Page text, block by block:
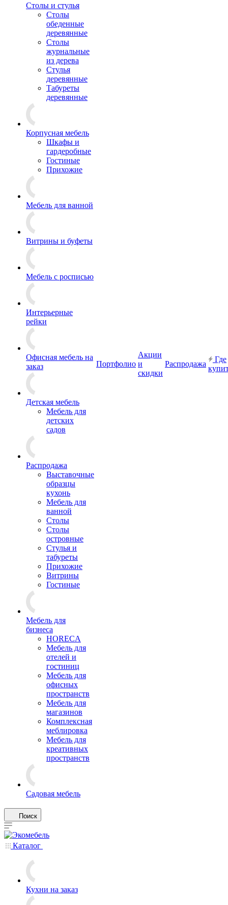
Столы и стулья
Столы
обеденные
деревянные
Столы
журнальные
из дерева
Стулья
деревянные
Табуреты
деревянные
Корпусная мебель
Шкафы и
гардеробные
Гостиные
Прихожие
Мебель для ванной
Витрины и буфеты
Мебель с росписью
Интерьерные
рейки
Офисная мебель на
заказ
Детская мебель
Мебель для
детских
садов
Распродажа
Выставочные
образцы
кухонь
Мебель для
ванной
Столы
Столы
островные
Стулья и
табуреты
Прихожие
Витрины
Гостиные
Мебель для
бизнеса
HORECA
Мебель для
отелей и
гостиниц
Мебель для
офисных
пространств
Мебель для
магазинов
Комплексная
меблировка
Мебель для
креативных
пространств
Садовая мебель
Портфолио
Акции
и
скидки
Распродажа
Где
Поиск
Каталог
Кухни на заказ